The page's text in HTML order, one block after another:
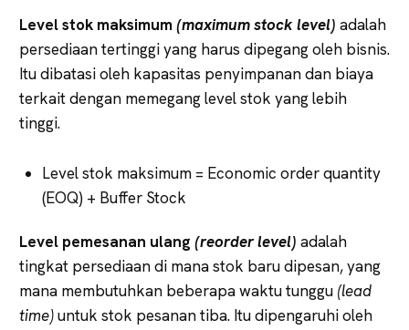
Level stok maksimum(maximum stock level) adalah
persediaan tertinggi yang harus dipegang oleh bisnis.
Itu dibatasi oleh kapasitas penyimpanan dan biaya
terkait dengan memegang level stok yang lebih
tinggi.
Level stok maksimum = Economic order quantity
(EOQ) + Buffer Stock
Level pemesanan ulang (reorder level) adalah
tingkat persediaan di mana stok baru dipesan, yang
mana membutuhkan beberapa waktu tunggu (lead
time)untuk stok pesanan tiba. Itu dipengaruhi oleh